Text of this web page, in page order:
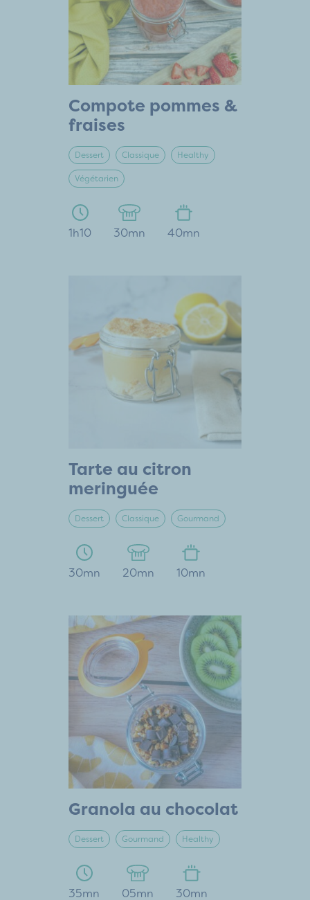
Compote pommes &
fraises
Dessert Classique Healthy
Végétarien
1h10 30mn 40mn
Tarte au citron
meringuée
Dessert Classique Gourmand
30mn 20mn 10mn
Granola au chocolat
Dessert Gourmand Healthy
35mn 05mn 30mn